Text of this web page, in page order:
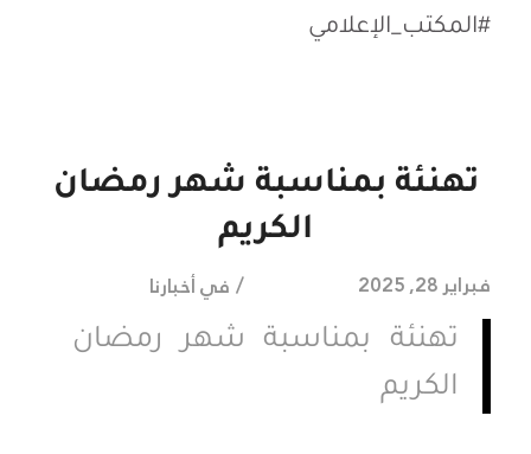
#المكتب_الإعلامي
تهنئة بمناسبة شهر رمضان
الكريم
فبراير 28, 2025 / فيأخبارنا
تهنئة بمناسبة شهر رمضان
الكريم